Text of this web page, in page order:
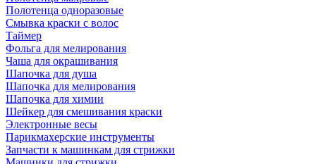
Полотенца одноразовые
Смывка краски с волос
Таймер
Фольга для мелирования
Чаша для окрашивания
Шапочка для душа
Шапочка для мелирования
Шапочка для химии
Шейкер для смешивания краски
Электронные весы
Парикмахерские инструменты
Запчасти к машинкам для стрижки